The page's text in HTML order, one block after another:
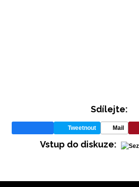
INFORMACE
Sdílejte:
Tweetnout Mail
Vstup do diskuze: